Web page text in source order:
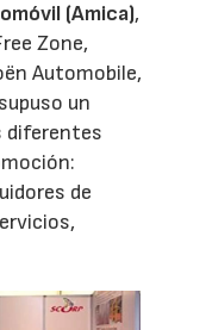
(Amica),
Zone,
Automobile,
un
diferentes
de